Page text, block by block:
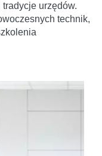
urzędów.
technik,